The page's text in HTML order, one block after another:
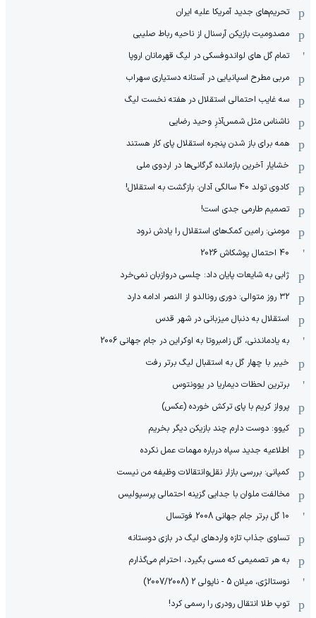
تحریم‌های جدید آمریکا علیه ایران
مصدومیت بازیکن آرسنال از ناحیه رباط صلیبی
تمام گل های لواندوفسکی در لیگ قهرمانان اروپا
مربی مطرح اسپانیایی در آستانه دستیاری سهراب
سه غایب احتمالی استقلال در هفته نخست لیگ
ناشناس مثل شمس‌آذرِ وحید رضایی
همه برای باز شدن پنجره استقلال پای کار هستند
خشایار آخرین بازمانده گرگانی‌ها در اردوی ملی
کادوی تولد 40 سالگی آدان: بازگشت به استقلال!
تصمیم طارمی جدی است!
مومنی: رامین کمک‌های استقلال را یادش نرود
40 احتمال پوشکاش 2026
ژابی به شایعات پایان داد: چلسی دروازبان نمی‌خرد
۳۲ روز متوالی: دوری رونالدو از النصر ادامه دارد
استقلال به دنبال میزبانی در شهر قدس
به یادماندنی، گل زامبروتا به اوکراین در جام جهانی 2006
خیبر با چهار گل به استقبال لیگ برتر رفت
برترین لحظات دیماریا در یوونتوس
پرواز کریم با پای ترکش خورده (عکس)
کیوو: دوست دارم چند بازیکن دیگر بخریم
اطلاعیه جدید سپاه درباره مهمات عمل نکرده
کمپانی: بررسی بازار نقل‌وانتقالات وظیفه من نیست
مخالفت ملوان با جدایی گزینه احتمالی پرسپولیس
10 گل برتر جام جهانی 2008 فوتسال
تساوی جذاب تازه واردهای لیگ در بازی دوستانه
به هر تصمیمی که مسی بگیرد، احترام می‌گذارم
نوستالژی، میلان 5 - ناپولی 2 (2007/2008)
توپ طلا انتقال رودری را رسمی کرد!